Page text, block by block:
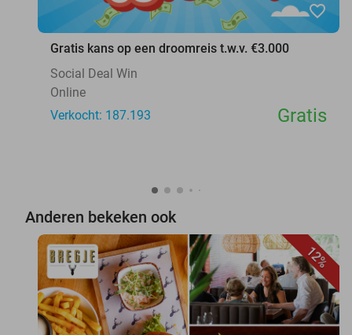
favorite_border
Gratis kans op een droomreis t.w.v. €3.000
Social Deal Win
Online
Verkocht: 187.193
Gratis
Anderen bekeken ook
12%